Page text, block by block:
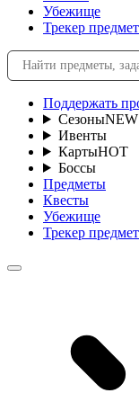
Убежище
Трекер
Поддержать
СезоныNEW
Ивенты
КартыHOT
Боссы
Предметы
Квесты
Убежище
Трекер